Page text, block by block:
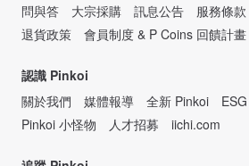
問與答
大宗採購 訊息公告 服務條款
退貨政策
會員制度 & P Coins 回饋計畫
認識 Pinkoi
關於我們
媒體報導 全新 Pinkoi
Pinkoi 小怪物
人才招募 iichi.com